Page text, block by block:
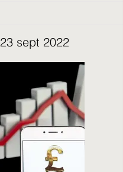
23 sept 2022